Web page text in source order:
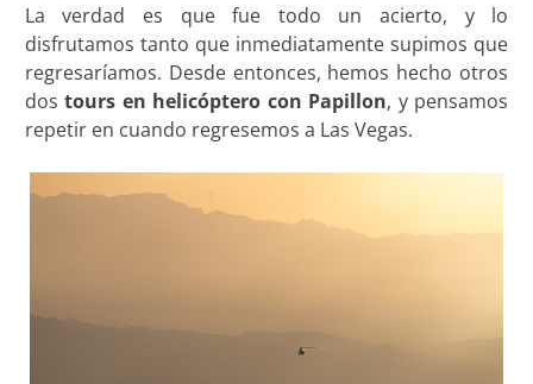
La verdad es que fue todo un acierto, y lo
disfrutamos tanto que inmediatamente supimos que
regresaríamos. Desde entonces, hemos hecho otros
dostours en helicóptero con Papillon, y pensamos
repetir en cuando regresemos a Las Vegas.